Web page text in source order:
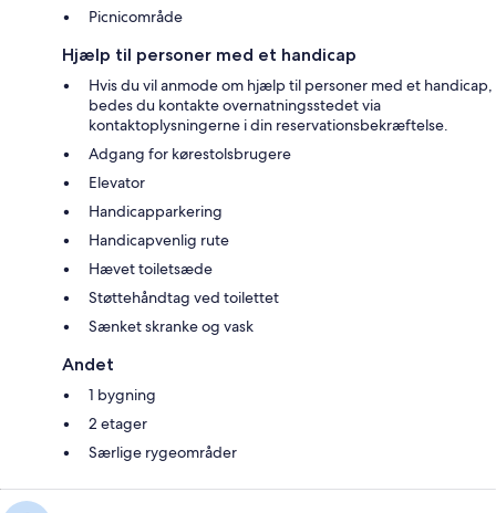
Picnicområde
Hjælp til personer med et handicap
Hvis du vil anmode om hjælp til personer med et handicap,
bedes du kontakte overnatningsstedet via
kontaktoplysningerne i din reservationsbekræftelse.
Adgang for kørestolsbrugere
Elevator
Handicapparkering
Handicapvenlig rute
Hævet toiletsæde
Støttehåndtag ved toilettet
Sænket skranke og vask
Andet
1 bygning
2 etager
Særlige rygeområder